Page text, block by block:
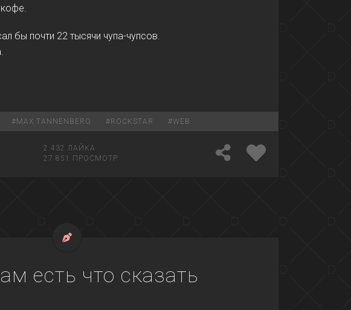
бы почти 22 тысячи чупа-чупсов.
# MAX TANNENBERG # ROCKSTAR #WEB
2 432ЛАЙКА
27 851
ПРОСМОТР
есть что сказать